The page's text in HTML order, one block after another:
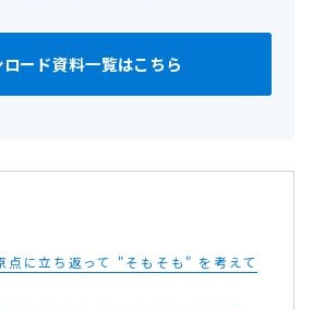
ード資料一覧はこちら
点に立ち返って "そもそも" を考えて